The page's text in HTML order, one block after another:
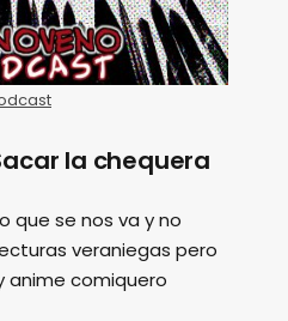
la chequera
que se nos va y no
veraniegas pero
anime comiquero